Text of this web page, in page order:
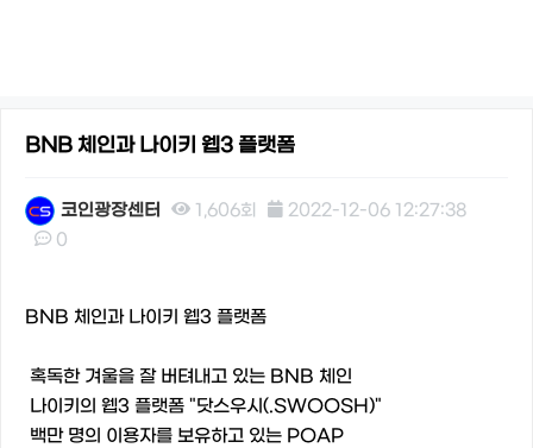
BNB 체인과 나이키 웹3 플랫폼
코인광장센터 1,606회
2022-12-06 12:27:38
0
BNB 체인과 나이키 웹3 플랫폼
혹독한 겨울을 잘 버텨내고 있는 BNB 체인
나이키의 웹3 플랫폼 "닷스우시(.SWOOSH)"
백만 명의 이용자를 보유하고 있는 POAP